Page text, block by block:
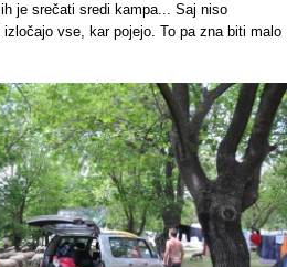
je srečati sredi kampa... Saj niso
vse, kar pojejo. To pa zna biti malo